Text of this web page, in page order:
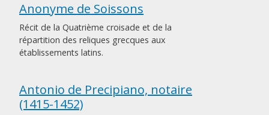
Anonyme de Soissons
Récit de la Quatrième croisade et de la
répartition des reliques grecques aux
établissements latins.
Antonio de Precipiano, notaire
(1415-1452)